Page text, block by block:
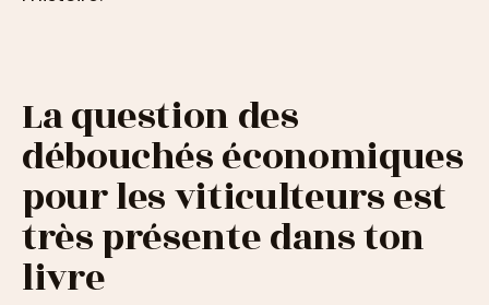
La question des
débouchés économiques
pour les viticulteurs est
très présente dans ton
livre